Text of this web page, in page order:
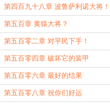
第四百九十八章 波鲁萨利诺大将！
第五百章 黄猿大将？
第五百零二章 对平民下手！
第五百零四章 破坏它的装甲
第五百零六章 最好的结果
第五百零八章 祝你们好运